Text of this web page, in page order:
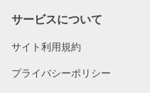
サービスについて
サイト利用規約
プライバシーポリシー